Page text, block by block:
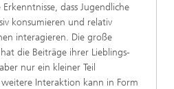
dass Jugendliche
konsumieren und relativ
interagieren. Die große
die Beiträge ihrer Lieblings-
nur ein kleiner Teil
Interaktion kann in Form